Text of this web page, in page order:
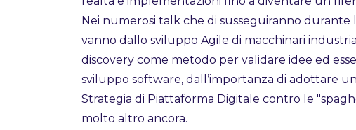
Nei numerosi talk che di susseguiranno
vanno dallo sviluppo Agile di macchinari
discovery come metodo per validare idee ed
sviluppo software, dall’importanza di adottare
Strategia di Piattaforma Digitale contro le
molto altro ancora.